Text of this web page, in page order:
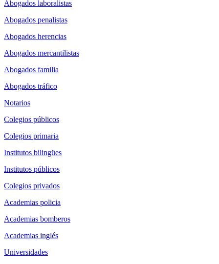
Abogados laboralistas
Abogados penalistas
Abogados herencias
Abogados mercantilistas
Abogados familia
Abogados tráfico
Notarios
Colegios públicos
Colegios primaria
Institutos bilingües
Institutos públicos
Colegios privados
Academias policia
Academias bomberos
Academias inglés
Universidades